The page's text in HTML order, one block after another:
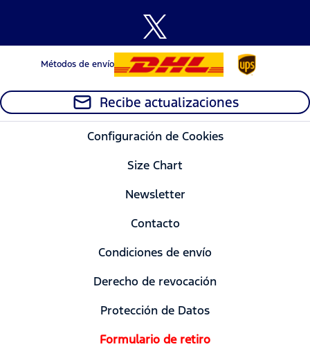
Métodos de envío
Recibe actualizaciones
Configuración de Cookies
Size Chart
Newsletter
Contacto
Condiciones de envío
Derecho de revocación
Protección de Datos
Formulario de retiro